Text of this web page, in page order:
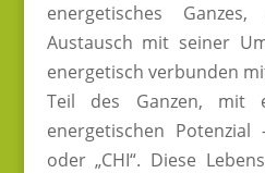
energetisches
Austausch mit seiner
energetisch verbunden
Teil des Ganzen, mit
energetischen Potenzial
oder „CHI“. Diese